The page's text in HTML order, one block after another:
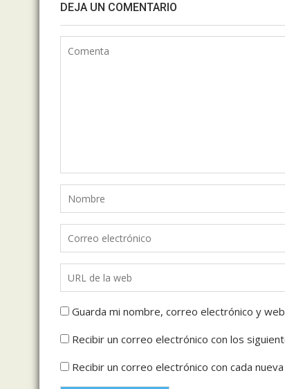
DEJA UN COMENTARIO
Guarda mi nombre, correo electrónico y
Recibir un correo electrónico con los
Recibir un correo electrónico con cada